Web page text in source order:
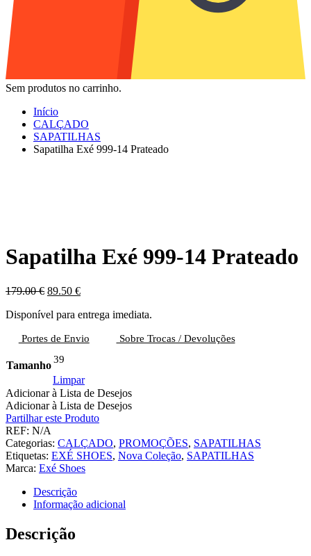
Sem produtos no carrinho.
Início
CALÇADO
SAPATILHAS
Sapatilha Exé 999-14 Prateado
Sapatilha Exé 999-14 Prateado
179.00€ O
original
179.00 €.
89.50 €O
atual
89.50 €.
Disponível para entrega imediata.
Portes de Envio Sobre Trocas / Devoluções
Tamanho39
Limpar
Adicionar à Lista de Desejos
Adicionar à Lista de Desejos
Partilhar este Produto
REF: N/A
Categorias: CALÇADO, PROMOÇÕES, SAPATILHAS
Etiquetas: EXÉ SHOES, Nova Coleção, SAPATILHAS
Marca: Exé Shoes
Descrição
Informação adicional
Descrição